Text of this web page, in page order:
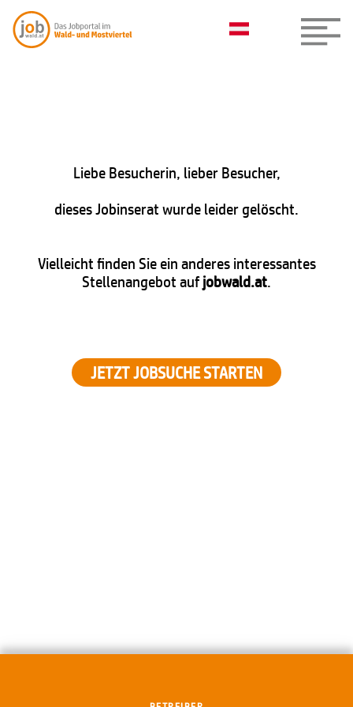
Liebe Besucherin, lieber Besucher,
dieses Jobinserat wurde leider gelöscht.
Vielleicht finden Sie ein anderes interessantes
Stellenangebot aufjobwald.at.
JETZT JOBSUCHE STARTEN